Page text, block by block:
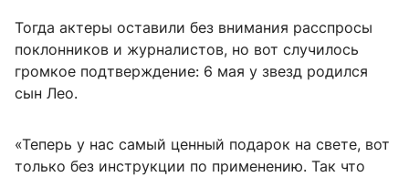
Тогда актеры оставили без внимания расспросы
поклонников и журналистов, но вот случилось
громкое подтверждение: 6 мая у звезд родился
сын Лео.
«Теперь у нас самый ценный подарок на свете, вот
только без инструкции по применению. Так что